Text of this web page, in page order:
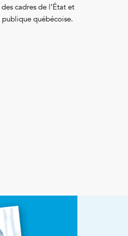
cadres de l’État et
québécoise.